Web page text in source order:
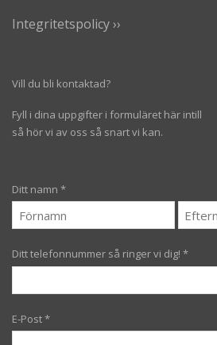
Integritetspolicy ››
Vill du bli kontaktad?
Fyll i dina uppgifter i formuläret här intill
så hör vi av oss så snart vi kan.
Ditt namn *
Ditt telefonnummer så ringer vi dig! *
E-Post*